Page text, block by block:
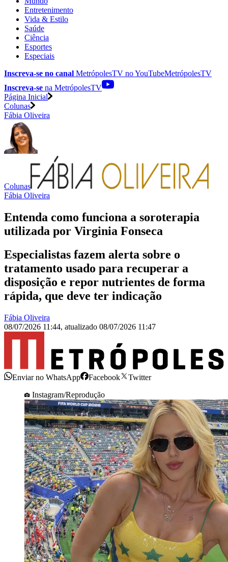
Entretenimento
Vida & Estilo
Saúde
Ciência
Esportes
Especiais
Inscreva-se no canal MetrópolesTV noYouTubeMetrópolesTV
Inscreva-se na MetrópolesTV
Página Inicial
Colunas
Fábia Oliveira
Colunas
Fábia Oliveira
Entenda como funciona a soroterapia
utilizada por Virginia Fonseca
Especialistas fazem alerta sobre o
tratamento usado para recuperar a
disposição e repor nutrientes de forma
rápida, que deve ter indicação
Fábia Oliveira
08/07/2026 11:44, atualizado 08/07/2026 11:47
Enviar no WhatsApp Facebook
Twitter
Instagram/Reprodução